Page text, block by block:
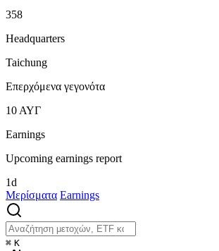
358
Headquarters
Taichung
Επερχόμενα γεγονότα
10 ΑΥΓ
Earnings
Upcoming earnings report
1d
Μερίσματα Earnings
⌘ K